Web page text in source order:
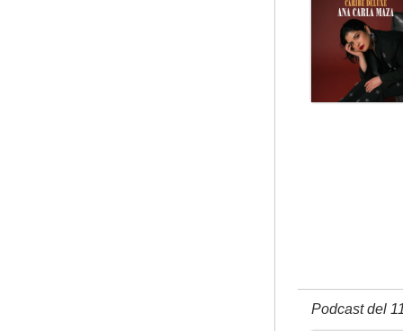
Podcast del